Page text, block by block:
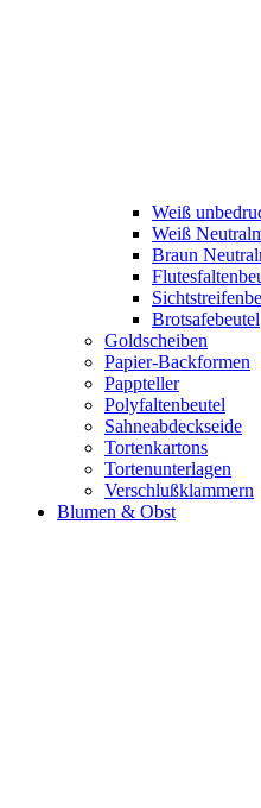
Weiß
Weiß
Braun
Brotsafebeutel
Goldscheiben
Papier-Backformen
Pappteller
Polyfaltenbeutel
Sahneabdeckseide
Tortenkartons
Tortenunterlagen
Verschlußklammern
Blumen & Obst